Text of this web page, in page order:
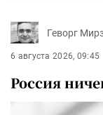
Геворг
6 августа 2026, 09:45
Россия